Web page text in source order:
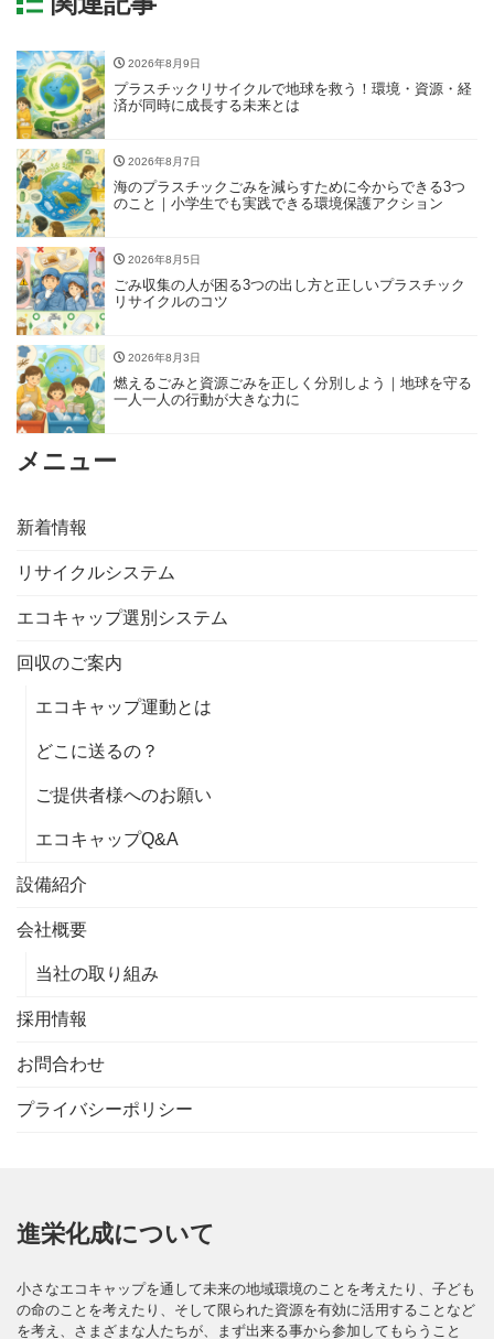
2026年8月9日
プラスチックリサイクルで地球を救う！環境・資源・経
済が同時に成長する未来とは
2026年8月7日
海のプラスチックごみを減らすために今からできる3つ
のこと｜小学生でも実践できる環境保護アクション
2026年8月5日
ごみ収集の人が困る3つの出し方と正しいプラスチック
リサイクルのコツ
2026年8月3日
燃えるごみと資源ごみを正しく分別しよう｜地球を守る
一人一人の行動が大きな力に
メニュー
新着情報
リサイクルシステム
エコキャップ選別システム
回収のご案内
エコキャップ運動とは
どこに送るの？
ご提供者様へのお願い
エコキャップQ&A
設備紹介
会社概要
当社の取り組み
採用情報
お問合わせ
プライバシーポリシー
進栄化成について
小さなエコキャップを通して未来の地域環境のことを考えたり、子ども
の命のことを考えたり、そして限られた資源を有効に活用することなど
を考え、さまざまな人たちが、まず出来る事から参加してもらうこと